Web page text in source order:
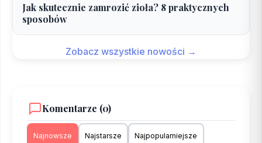
Jak skutecznie zamrozić zioła? 8 praktycznych
sposobów
Zobacz wszystkie nowości →
Komentarze (0)
Najnowsze Najstarsze Najpopularniejsze